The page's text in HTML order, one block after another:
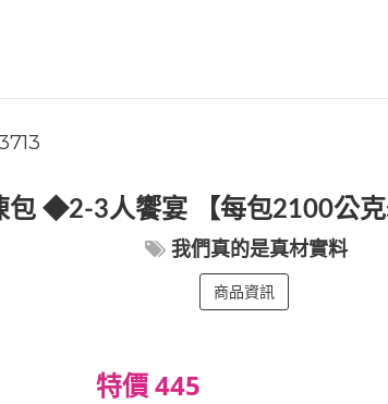
包 ◆2-3人饗宴 【每包2100公
我們真的是真材實料
商品資訊
特價 445